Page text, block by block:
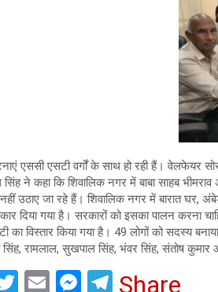
एससी एसटी वर्गों के साथ हो रही हैं। वेलफेयर
सिंह ने कहा कि शिवालिक नगर में बाबा साहब
उठाए जा रहे हैं। शिवालिक नगर में बारात घर,
दिया गया है। सरकारों को इसका पालन करना
का विस्तार किया गया है। 49 लोगों को सदस्य
रामलाल, सुखपाल सिंह, भंवर सिंह, संतोष कुमार
T
E
M T
Share